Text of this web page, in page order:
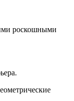
роскошными